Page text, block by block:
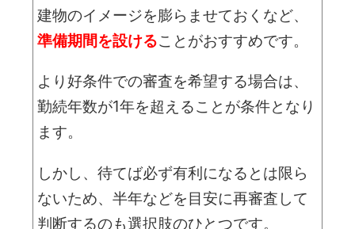
建物のイメージを膨らませておくなど、
準備期間を設けることがおすすめです。
より好条件での審査を希望する場合は、
勤続年数が1年を超えることが条件となり
ます。
しかし、待てば必ず有利になるとは限ら
ないため、半年などを目安に再審査して
判断するのも選択肢のひとつです。